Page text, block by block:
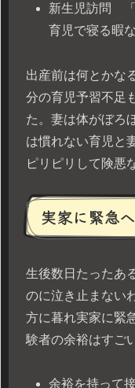
新生児訪問 「
育児で寝る暇
出産前は何とかな
分の育児予習不足
た。妻は体がぼろ
は慣れない育児と
ピリピリして険悪
実家に緊急
生後数日たったあ
のに泣き止まない
方に暮れ実家に緊
験者の余裕はすご
余裕を持って